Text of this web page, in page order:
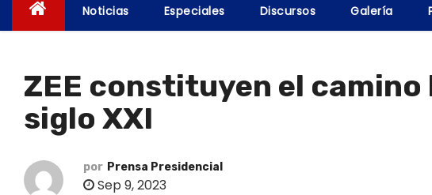
Noticias Especiales Discursos Galería
ZEE constituyen el
siglo XXI
por Prensa Presidencial
Sep 9, 2023